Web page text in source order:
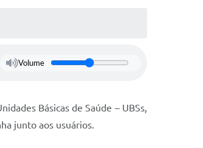
Volume
Básicas de Saúde – UBSs,
junto aos usuários.